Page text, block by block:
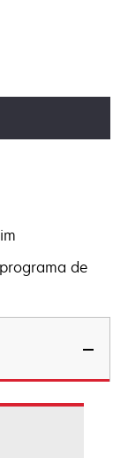
de